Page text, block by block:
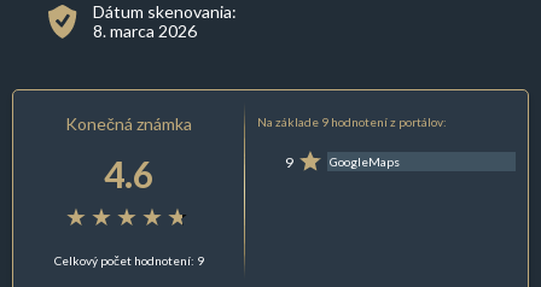
Dátum skenovania:
8. marca 2026
Konečná známka
4.6
Celkový počet hodnotení: 9
Na základe 9 hodnotení z portálov:
9 GoogleMaps